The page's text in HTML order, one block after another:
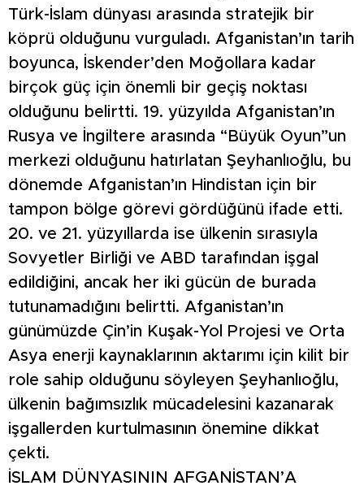
Türk-İslam dünyası arasında stratejik bir
köprü olduğunu vurguladı. Afganistan’ın tarih
boyunca, İskender’den Moğollara kadar
birçok güç için önemli bir geçiş noktası
olduğunu belirtti. 19. yüzyılda Afganistan’ın
Rusya ve İngiltere arasında “Büyük Oyun”un
merkezi olduğunu hatırlatan Şeyhanlıoğlu, bu
dönemde Afganistan’ın Hindistan için bir
tampon bölge görevi gördüğünü ifade etti.
20. ve 21. yüzyıllarda ise ülkenin sırasıyla
Sovyetler Birliği ve ABD tarafından işgal
edildiğini, ancak her iki gücün de burada
tutunamadığını belirtti. Afganistan’ın
günümüzde Çin’in Kuşak-Yol Projesi ve Orta
Asya enerji kaynaklarının aktarımı için kilit bir
role sahip olduğunu söyleyen Şeyhanlıoğlu,
ülkenin bağımsızlık mücadelesini kazanarak
işgallerden kurtulmasının önemine dikkat
çekti.
İSLAM DÜNYASININ AFGANİSTAN’A